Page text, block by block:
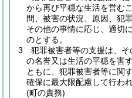
から再び平穏な生活を営む
間、被害の状況、原因、犯
その他の事情に応じ、適切
のとする。
3
犯罪被害者等の支援は、
の名誉又は生活の平穏を害
ともに、犯罪被害者等に関
確保に最大限配慮して行わ
(町の責務)